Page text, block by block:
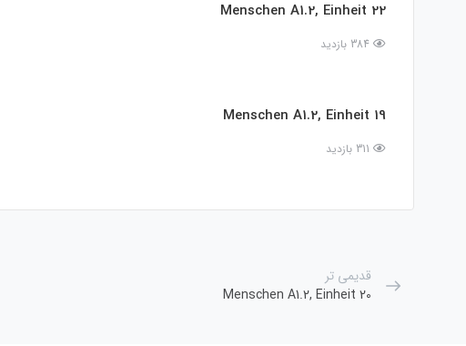
Menschen A1.2, Einheit 22
Menschen A1.2, Einheit 19
قدیمی تر
Menschen A1.2, Einheit 20